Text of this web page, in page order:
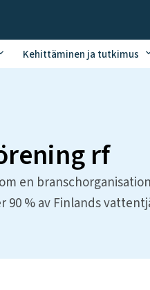
Kehittäminen ja tutkimus
rf
en
% av Finlands